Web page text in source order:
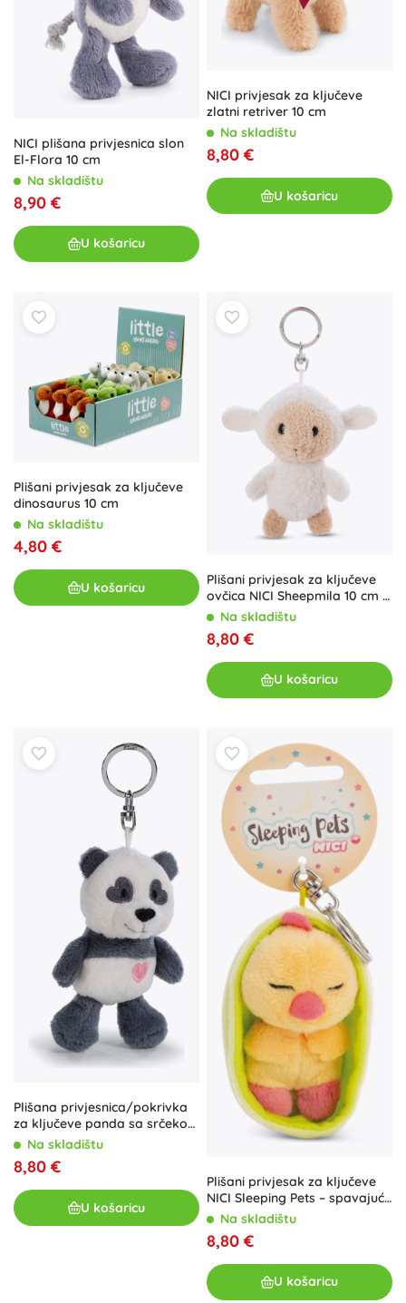
NICI plišana privjesnica slon
El-Flora 10 cm
Na skladištu
8,90 €
U košaricu
NICI privjesak za ključeve
zlatni retriver 10 cm
Na skladištu
8,80 €
U košaricu
Plišani privjesak za ključeve
dinosaurus 10 cm
Na skladištu
4,80 €
U košaricu
Plišani privjesak za ključeve
ovčica NICI Sheepmila 10 cm –
GREEN
Na skladištu
8,80 €
U košaricu
Plišana privjesnica/pokrivka
za ključeve panda sa srčekom
10 cm NICI
Na skladištu
8,80 €
U košaricu
Plišani privjesak za ključeve
NICI Sleeping Pets – spavajuće
piliće u zelenoj futroli 12 cm
Na skladištu
8,80 €
U košaricu